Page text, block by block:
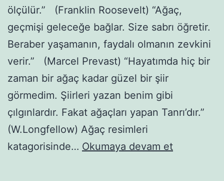
ölçülür.” (Franklin Roosevelt) “Ağaç,
geçmişi geleceğe bağlar. Size sabrı öğretir.
Beraber yaşamanın, faydalı olmanın zevkini
verir.” (Marcel Prevast) “Hayatımda hiç bir
zaman bir ağaç kadar güzel bir şiir
görmedim. Şiirleri yazan benim gibi
çılgınlardır. Fakat ağaçları yapan Tanrı’dır.”
(W.Longfellow) Ağaç resimleri
katagorisinde… Okumaya devam etAğaçlar